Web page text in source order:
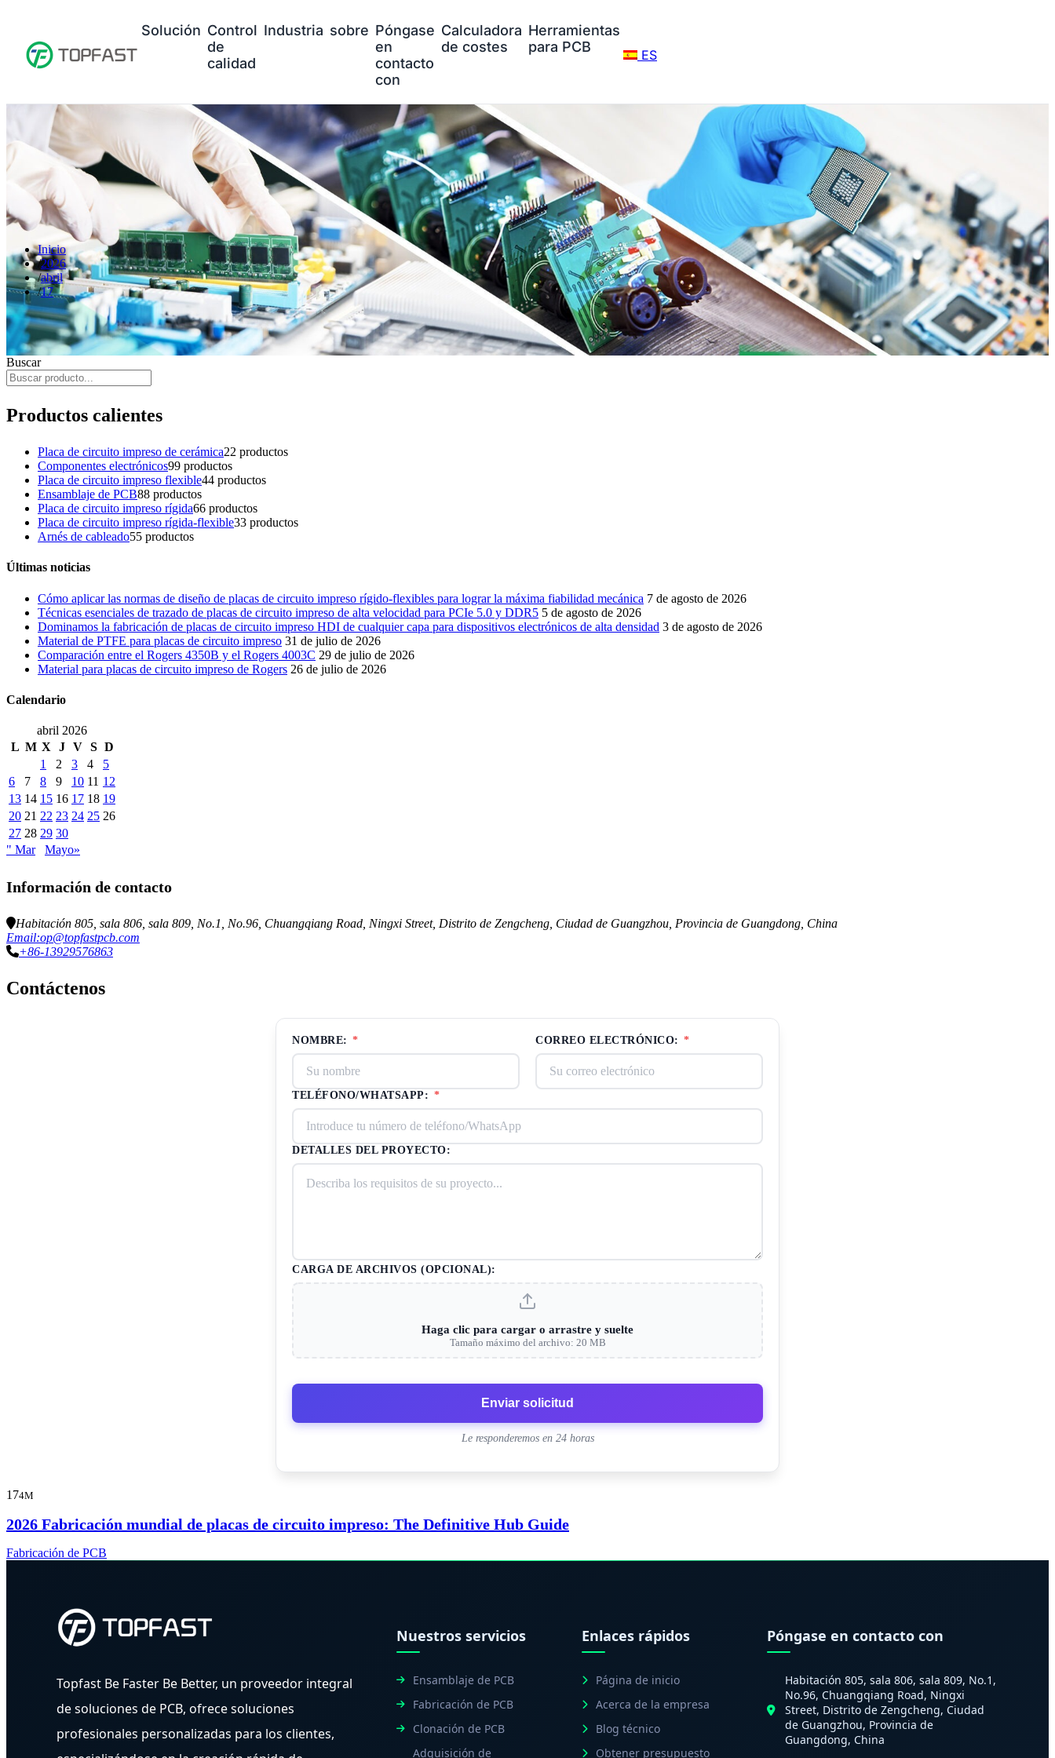
Solución Control
de
calidad
Industria sobre Póngase
en
contacto
con
Calculadora
de costes
Herramientas
para PCB
ES
Inicio
2026
abril
17
Buscar
Productos calientes
Placa de circuito impreso de cerámica22 productos
Componentes electrónicos99 productos
Placa de circuito impreso flexible44 productos
Ensamblaje de PCB88 productos
Placa de circuito impreso rígida66 productos
Placa de circuito impreso rígida-flexible33 productos
Arnés de cableado55 productos
Últimas noticias
Cómo aplicar las normas de diseño de placas de circuito impreso rígido-flexibles para lograr la máxima fiabilidad mecánica 7 de agosto de 2026
Técnicas esenciales de trazado de placas de circuito impreso de alta velocidad para PCIe 5.0 y DDR5 5 de agosto de 2026
Dominamos la fabricación de placas de circuito impreso HDI de cualquier capa para dispositivos electrónicos de alta densidad 3 de agosto de 2026
Material de PTFE para placas de circuito impreso 31 de julio de 2026
Comparación entre el Rogers 4350B y el Rogers 4003C 29 de julio de 2026
Material para placas de circuito impreso de Rogers 26 de julio de 2026
Calendario
abril 2026
L M X J V S D
1
2 3 4
5
6
7 8 9 10 11 12
13 14 15 16 17 18 19
20 21 22 23 24 25 26
27 28 29 30
" Mar
Mayo»
Información de contacto
Habitación 805, sala 806, sala 809, No.1, No.96, Chuangqiang Road, Ningxi Street, Distrito de Zengcheng, Ciudad de Guangzhou, Provincia de Guangdong, China
Email:op@topfastpcb.com
+86-13929576863
Contáctenos
NOMBRE: * CORREO ELECTRÓNICO: *
TELÉFONO/WHATSAPP: *
DETALLES DEL PROYECTO:
CARGA DE ARCHIVOS (OPCIONAL):
Haga clic para cargar o arrastre y suelte
Tamaño máximo del archivo: 20 MB
Enviar solicitud
Le responderemos en 24 horas
174M
2026 Fabricación mundial de placas de circuito impreso: The Definitive Hub Guide
Fabricación de PCB
Topfast Be Faster Be Better, un proveedor integral
de soluciones de PCB, ofrece soluciones
profesionales personalizadas para los clientes,
Nuestros servicios
Ensamblaje de PCB
Fabricación de PCB
Clonación de PCB
Adquisición de
Enlaces rápidos
Página de inicio
Acerca de la empresa
Blog técnico
Obtener presupuesto
Póngase en contacto con
Habitación 805, sala 806, sala 809, No.1,
No.96, Chuangqiang Road, Ningxi
Street, Distrito de Zengcheng, Ciudad
de Guangzhou, Provincia de
Guangdong, China